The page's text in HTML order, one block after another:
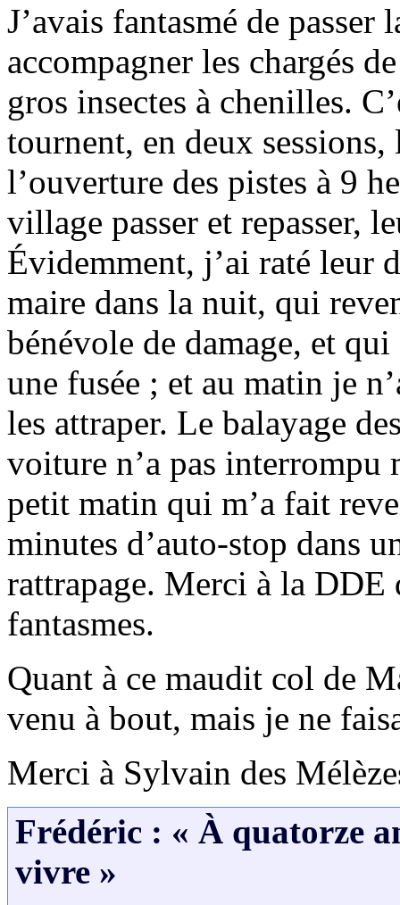
J’avais fantasmé de passer
accompagner les chargés
gros insectes à chenilles.
tournent, en deux
l’ouverture des pistes à 9
village passer et repasser,
Évidemment, j’ai raté leur
maire dans la nuit, qui
bénévole de damage, et
une fusée ; et au matin je
les attraper. Le balayage
voiture n’a pas interrompu
petit matin qui m’a fait
minutes d’auto-stop dans
rattrapage. Merci à la DDE
fantasmes.
Quant à ce maudit col de
venu à bout, mais je ne
Merci à Sylvain des
Frédéric : « À quatorze
vivre »